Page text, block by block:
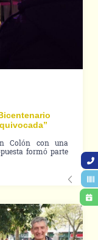
Colón con una
formó parte